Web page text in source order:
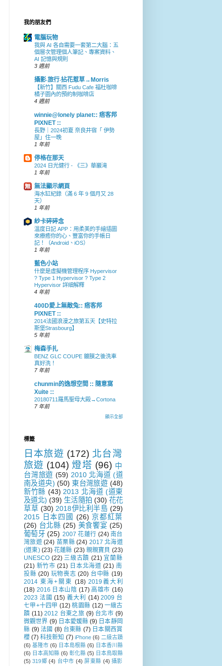
我的朋友們
電腦玩物
我與 AI 各自需要一套第二大腦：五
個層次管理個人筆記、專案資料、
AI 記憶與規則
3 週前
攝影‧旅行‧拈花惹草→Morris
【新竹】關西 Fudu Cafe 福杜咖啡
橘子園內的預約制咖啡店
4 週前
winnie@lonely planet:: 痞客邦
PIXNET ::
長野｜2024初夏 奈良井宿「 伊勢
屋」住一晚
1 年前
停格在那天
2024 日光健行 - 《三》華巖滝
1 年前
無法顯示網頁
海水缸紀錄（滿 6 年 9 個月又 28
天）
1 年前
紗卡碎碎念
溫度日記 APP：用柔美的手繪插圖
來療癒你的心、豐富你的手帳日
記！（Android、iOS）
1 年前
藍色小站
什麼是虛擬機管理程序 Hypervisor
? Type 1 Hypervisor ? Type 2
Hypervisor 詳細解釋
4 年前
400D愛上無敵兔:: 痞客邦
PIXNET ::
2014法國浪漫之旅第五天【史特拉
斯堡Strasbourg】
5 年前
梅森手扎
BENZ GLC COUPE 鍍膜之後洗車
真好洗！
7 年前
chunmin的逸想空間 :: 隨意窩
Xuite ::
20180711羅馬聖母大殿→Cortona
7 年前
顯示全部
標籤
日本旅遊 (172) 北台灣
旅遊 (104) 燈塔 (96) 中
台灣旅遊 (59) 2010 北海道 (道
南及道央) (50) 東台灣旅遊 (48)
新竹縣 (43) 2013 北海道 (道東
及道北) (39) 生活隨拍 (30) 花花
草草 (30) 2018伊比利半島 (29)
2015 日本四國 (26) 京都紅葉
(26) 台北縣 (25) 美食饗宴 (25)
葡萄牙 (25) 2007 花蓮行 (24) 南台
灣旅遊 (24) 苗栗縣 (24) 2017 北海道
(道東) (23) 花蓮縣 (23) 親親寶貝 (23)
UNESCO (22) 三級古蹟 (21) 宜蘭縣
(21) 新竹市 (21) 日本北海道 (21) 南
投縣 (20) 玩物喪志 (20) 台中縣 (19)
2014 東海+關東 (18) 2019義大利
(18) 2016 日本山陰 (17) 高雄市 (16)
2023 法國 (15) 義大利 (14) 2009 台
七甲+十四甲 (12) 桃園縣 (12) 一級古
蹟 (11) 2012 台東之旅 (9) 台北市 (9)
微觀世界 (9) 日本愛媛縣 (9) 日本靜岡
縣 (9) 法國 (8) 台東縣 (7) 日本關西賞
櫻 (7) 科技新知 (7) iPhone (6) 二級古蹟
(6) 基隆市 (6) 日本島根縣 (6) 日本香川縣
(6) 日本高知縣 (6) 彰化縣 (5) 日本鳥取縣
(5) 319鄉 (4) 台中市 (4) 屏東縣 (4) 攝影